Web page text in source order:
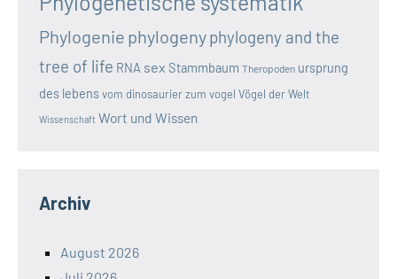
Phylogenie phylogenyphylogeny and the
tree of life RNA sex Stammbaum Theropoden ursprung
des lebensvom dinosaurier zum vogel Vögel der Welt
Wissenschaft Wort und Wissen
Archiv
August 2026